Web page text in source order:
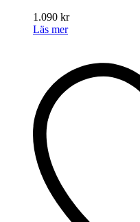
1.090 kr
Läs mer